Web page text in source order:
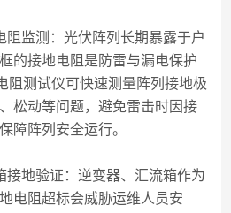
监测：光伏阵列长期暴露于户
的接地电阻是防雷与漏电保护
阻测试仪可快速测量阵列接地极
松动等问题，避免雷击时因接
障阵列安全运行。
地验证：逆变器、汇流箱作为
电阻超标会威胁运维人员安